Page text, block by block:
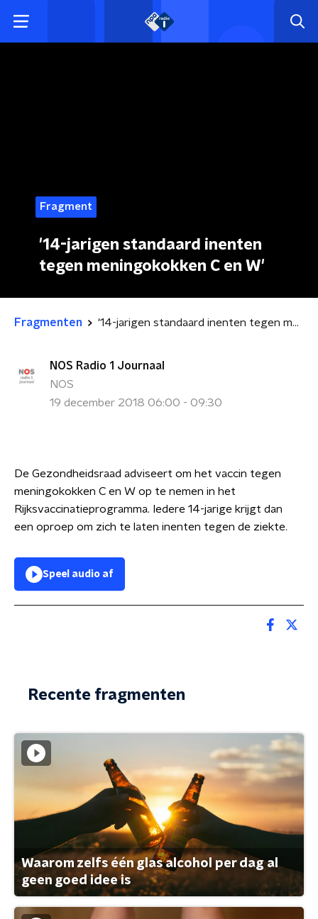
Fragment
'14-jarigen standaard inenten
tegen meningokokken C en W'
Fragmenten '14-jarigen standaard inenten tegen meningokokken C en W'
NOS Radio 1 Journaal
NOS
19 december 2018 06:00 - 09:30
De Gezondheidsraad adviseert om het vaccin tegen
meningokokken C en W op te nemen in het
Rijksvaccinatieprogramma. Iedere 14-jarige krijgt dan
een oproep om zich te laten inenten tegen de ziekte.
Speel audio af
Recente fragmenten
Waarom zelfs één glas alcohol per dag al
geen goed idee is